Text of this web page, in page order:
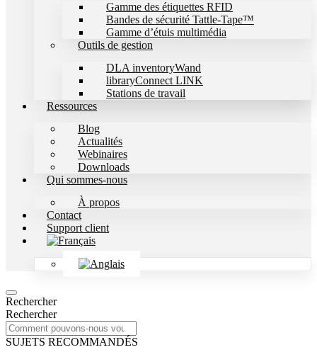
Gamme des étiquettes RFID
Bandes de sécurité Tattle-Tape™
Gamme d’étuis multimédia
Outils de gestion
DLA inventoryWand
libraryConnect LINK
Stations de travail
Ressources
Blog
Actualités
Webinaires
Downloads
Qui sommes-nous
À propos
Contact
Support client
Rechercher
Rechercher
SUJETS RECOMMANDÉS